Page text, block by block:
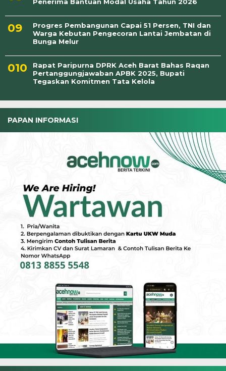
Progres Pembangunan Capai 51 Persen, TNI dan
Warga Kebutan Pengecoran Lantai Jembatan di
Bunga Melur
Rapat Paripurna DPRK Aceh Barat Bahas Raqan
Pertanggungjawaban APBK 2025, Bupati
Tegaskan Komitmen Tata Kelola
PAPAN INFORMASI